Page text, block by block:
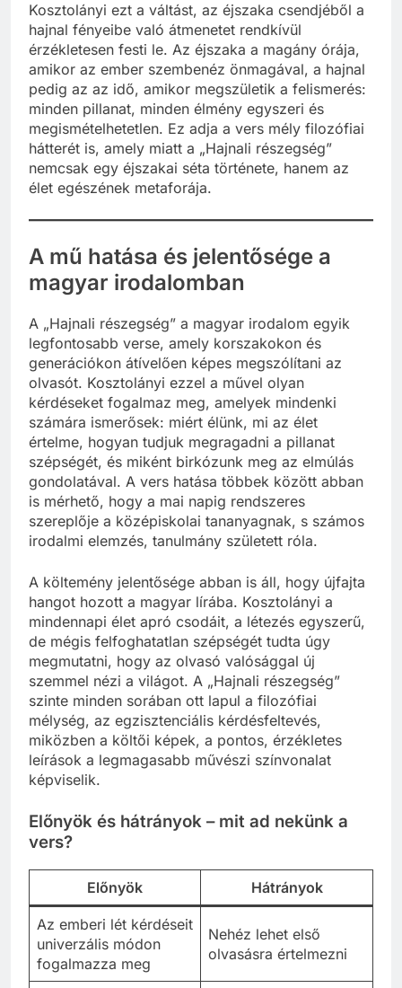
Kosztolányi ezt a váltást, az éjszaka csendjéből a
hajnal fényeibe való átmenetet rendkívül
érzékletesen festi le. Az éjszaka a magány órája,
amikor az ember szembenéz önmagával, a hajnal
pedig az az idő, amikor megszületik a felismerés:
minden pillanat, minden élmény egyszeri és
megismételhetetlen. Ez adja a vers mély filozófiai
hátterét is, amely miatt a „Hajnali részegség”
nemcsak egy éjszakai séta története, hanem az
élet egészének metaforája.
A mű hatása és jelentősége a
magyar irodalomban
A „Hajnali részegség” a magyar irodalom egyik
legfontosabb verse, amely korszakokon és
generációkon átívelően képes megszólítani az
olvasót. Kosztolányi ezzel a művel olyan
kérdéseket fogalmaz meg, amelyek mindenki
számára ismerősek: miért élünk, mi az élet
értelme, hogyan tudjuk megragadni a pillanat
szépségét, és miként birkózunk meg az elmúlás
gondolatával. A vers hatása többek között abban
is mérhető, hogy a mai napig rendszeres
szereplője a középiskolai tananyagnak, s számos
irodalmi elemzés, tanulmány született róla.
A költemény jelentősége abban is áll, hogy újfajta
hangot hozott a magyar lírába. Kosztolányi a
mindennapi élet apró csodáit, a létezés egyszerű,
de mégis felfoghatatlan szépségét tudta úgy
megmutatni, hogy az olvasó valósággal új
szemmel nézi a világot. A „Hajnali részegség”
szinte minden sorában ott lapul a filozófiai
mélység, az egzisztenciális kérdésfeltevés,
miközben a költői képek, a pontos, érzékletes
leírások a legmagasabb művészi színvonalat
képviselik.
Előnyök és hátrányok – mit ad nekünk a
vers?
Előnyök Hátrányok
Az emberi lét kérdéseit
univerzális módon
fogalmazza meg
Nehéz lehet első
olvasásra értelmezni